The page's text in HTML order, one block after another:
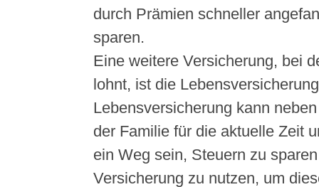
durch Prämien schneller
sparen.
Eine weitere Versicherung, bei
lohnt, ist die
Lebensversicherung kann
der Familie für die aktuelle Zeit
ein Weg sein, Steuern zu
Versicherung zu nutzen, um